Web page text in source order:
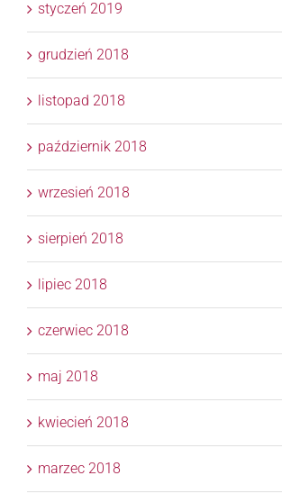
styczeń 2019
grudzień 2018
listopad 2018
październik 2018
wrzesień 2018
sierpień 2018
lipiec 2018
czerwiec 2018
maj 2018
kwiecień 2018
marzec 2018